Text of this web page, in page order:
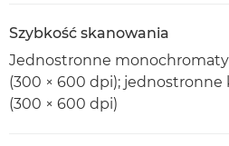
Szybkość skanowania
Jednostronne
(300 × 600 dpi); jednostronne
(300 × 600 dpi)